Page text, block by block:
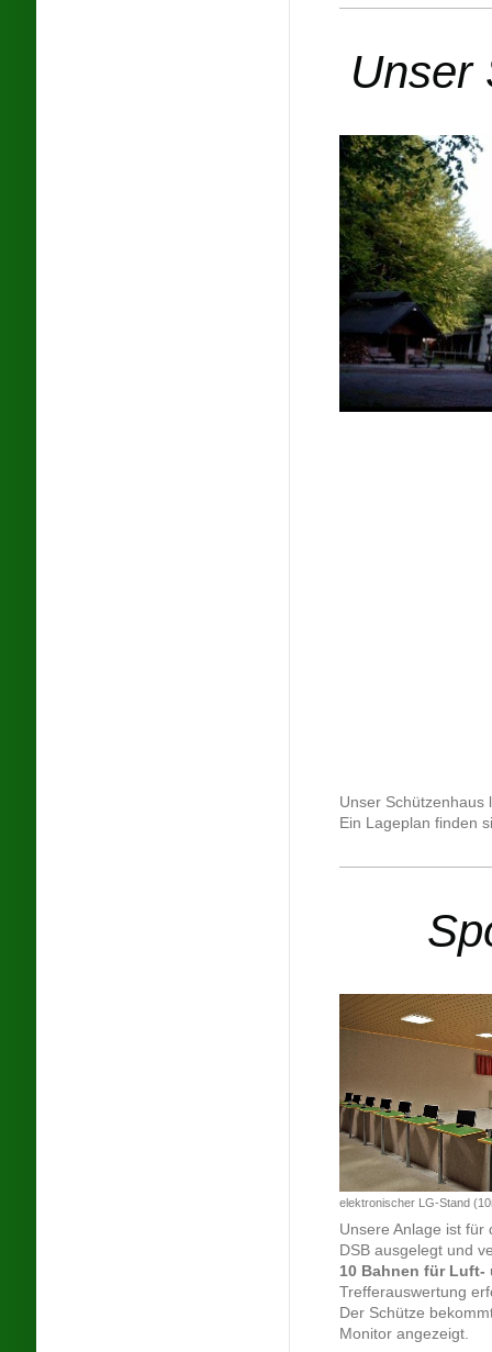
Unser
Unser Schützenhaus
Ein Lageplan finden
elektronischer LG-Stand
Unsere Anlage ist für
DSB ausgelegt und
10 Bahnen für Luft-
Trefferauswertung
Der Schütze
Monitor angezeigt.